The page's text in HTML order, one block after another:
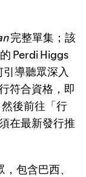
完整單集；該
Perdi Higgs
導聽眾深入
符合資格，即
然後前往「行
在最新發行推
包含巴西、